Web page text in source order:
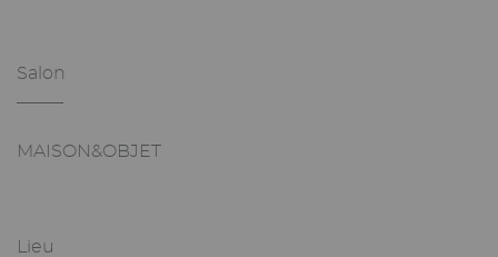
Salon
MAISON&OBJET
Lieu